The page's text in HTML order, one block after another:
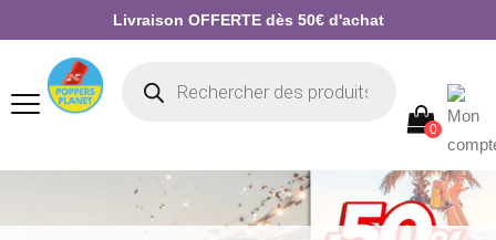
Livraison OFFERTE dès 50€ d'achat
0